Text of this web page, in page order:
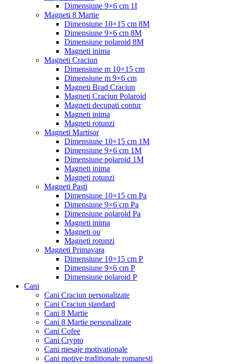
Dimensiune 9×6 cm 1I
Magneti 8 Martie
Dimensiune 10×15 cm 8M
Dimensiune 9×6 cm 8M
Dimensiune polaroid 8M
Magneti inima
Magneti Craciun
Dimensiune m 10×15 cm
Dimensiune m 9×6 cm
Magneti Brad Craciun
Magneti Craciun Polaroid
Magneti decupati contur
Magneti inima
Magneti rotunzi
Magneti Martisor
Dimensiune 10×15 cm 1M
Dimensiune 9×6 cm 1M
Dimensiune polaroid 1M
Magneti inima
Magneti rotunzi
Magneti Pasti
Dimensiune 10×15 cm Pa
Dimensiune 9×6 cm Pa
Dimensiune polaroid Pa
Magneti inima
Magneti ou
Magneti rotunzi
Magneti Primavara
Dimensiune 10×15 cm P
Dimensiune 9×6 cm P
Dimensiune polaroid P
Cani
Cani Craciun personalizate
Cani Craciun standard
Cani 8 Martie
Cani 8 Martie personalizate
Cani Cofee
Cani Crypto
Cani mesaje motivationale
Cani motive traditionale romanesti